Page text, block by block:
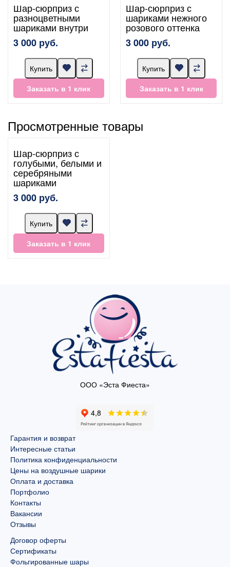
Шар-сюрприз с
разноцветными
шариками внутри
3 000 руб.
Купить
Заказать в 1 клик
Шар-сюрприз с
шариками нежного
розового оттенка
3 000 руб.
Купить
Заказать в 1 клик
Просмотренные товары
Шар-сюрприз с
голубыми, белыми и
серебряными
шариками
3 000 руб.
Купить
Заказать в 1 клик
ООО «Эста Фиеста»
Гарантия и возврат
Интересные статьи
Политика конфиденциальности
Цены на воздушные шарики
Оплата и доставка
Портфолио
Контакты
Вакансии
Отзывы
Договор оферты
Сертификаты
Фольгированные шары